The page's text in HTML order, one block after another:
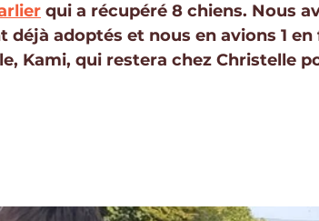
qui a récupéré 8 chiens. Nous
déjà adoptés et nous en avions 1
Kami, qui restera chez Christelle